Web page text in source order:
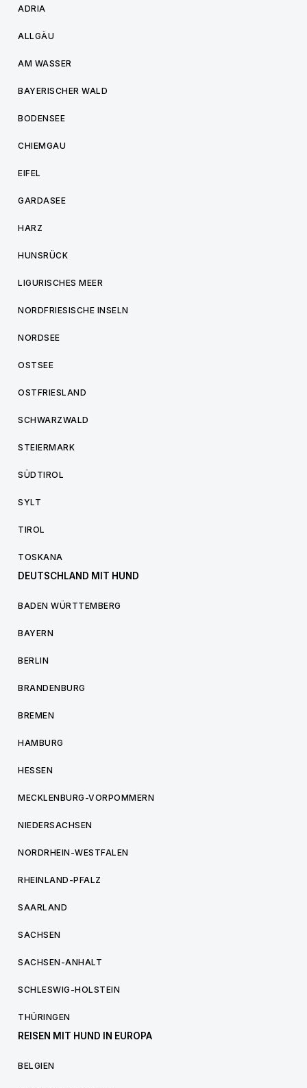
ADRIA
ALLGÄU
AM WASSER
BAYERISCHER WALD
BODENSEE
CHIEMGAU
EIFEL
GARDASEE
HARZ
HUNSRÜCK
LIGURISCHES MEER
NORDFRIESISCHE INSELN
NORDSEE
OSTSEE
OSTFRIESLAND
SCHWARZWALD
STEIERMARK
SÜDTIROL
SYLT
TIROL
TOSKANA
DEUTSCHLAND MIT HUND
BADEN WÜRTTEMBERG
BAYERN
BERLIN
BRANDENBURG
BREMEN
HAMBURG
HESSEN
MECKLENBURG-VORPOMMERN
NIEDERSACHSEN
NORDRHEIN-WESTFALEN
RHEINLAND-PFALZ
SAARLAND
SACHSEN
SACHSEN-ANHALT
SCHLESWIG-HOLSTEIN
THÜRINGEN
REISEN MIT HUND IN EUROPA
BELGIEN